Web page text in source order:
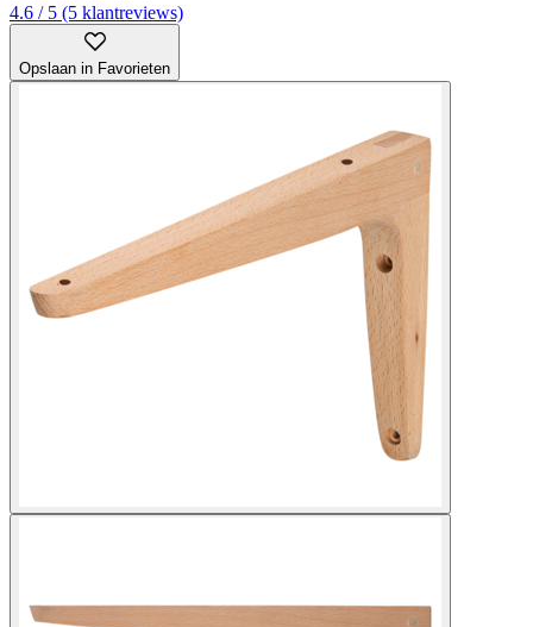
4.6 / 5 (5 klantreviews)
Opslaan in Favorieten